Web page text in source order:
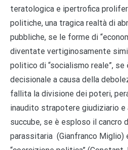
teratologica e ipertrofica
politiche, una tragica realtà di
pubbliche, se le forme di
diventate vertiginosamente
politico di “socialismo reale”,
decisionale a causa della
fallita la divisione dei poteri,
inaudito strapotere giudiziario e
succube, se è esploso il cancro
parassitaria (Gianfranco Miglio)